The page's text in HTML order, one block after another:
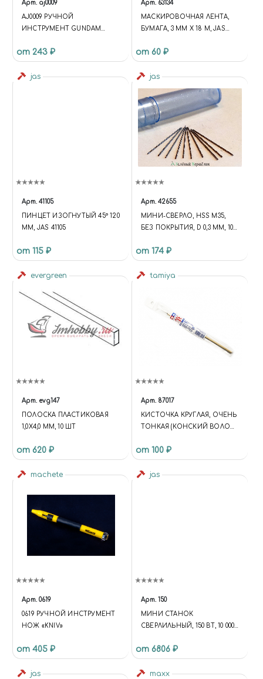
Арт. aj0009
AJ0009 РУЧНОЙ
ИНСТРУМЕНТ GUNDAM
SCRAPER 2
от 243 ₽
Арт. 63134
МАСКИРОВОЧНАЯ ЛЕНТА,
БУМАГА, 3 ММ Х 18 М, JAS
от 60 ₽
jas
Арт. 41105
ПИНЦЕТ ИЗОГНУТЫЙ 45° 120
ММ, JAS 41105
от 115 ₽
jas
Арт. 42655
МИНИ-СВЕРЛО, HSS M35,
БЕЗ ПОКРЫТИЯ, D 0,3 ММ, 10
от 174 ₽
evergreen
Арт. evg147
ПОЛОСКА ПЛАСТИКОВАЯ
1,0Х4,0 ММ, 10 ШТ
от 620 ₽
tamiya
Арт. 87017
КИСТОЧКА КРУГЛАЯ, ОЧЕНЬ
ТОНКАЯ (КОНСКИЙ ВОЛОС,
от 100 ₽
machete
Арт. 0619
0619 РУЧНОЙ ИНСТРУМЕНТ
НОЖ «KNIV»
от 405 ₽
jas
Арт. 150
МИНИ СТАНОК
СВЕРЛИЛЬНЫЙ, 150 ВТ, 10 000
от 6806 ₽
jas maxx